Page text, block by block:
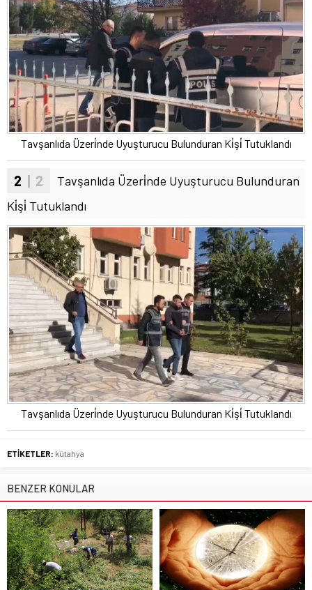
Tavşanlıda Üzeri̇nde Uyuşturucu Bulunduran Ki̇şi̇ Tutuklandı
2 | 2
Tavşanlıda Üzeri̇nde Uyuşturucu Bulunduran
Ki̇şi̇ Tutuklandı
Tavşanlıda Üzeri̇nde Uyuşturucu Bulunduran Ki̇şi̇ Tutuklandı
ETİKETLER: kütahya
BENZER KONULAR